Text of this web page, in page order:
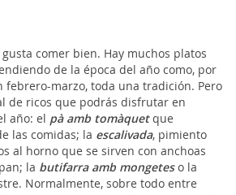
comer bien. Hay muchos platos
de la época del año como, por
febrero-marzo, toda una tradición. Pero
de ricos que podrás disfrutar en
año: el pà amb tomàquetque
las comidas; la escalivada, pimiento
al horno que se sirven con anchoas
la butifarra amb mongeteso la
Normalmente, sobre todo entre